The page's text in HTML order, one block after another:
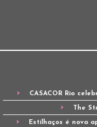
CASACOR Rio
The
Estilhaços é nova